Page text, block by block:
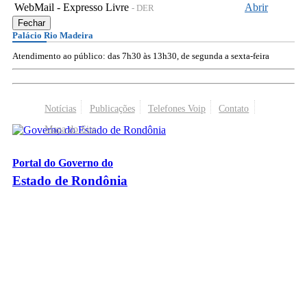
WebMail - Expresso Livre - DER Abrir
Fechar
Palácio Rio Madeira
Atendimento ao público: das 7h30 às 13h30, de segunda a sexta-feira
Notícias Publicações Telefones Voip
Contato
Mapa do Site
Portal do Governo do
Estado de Rondônia